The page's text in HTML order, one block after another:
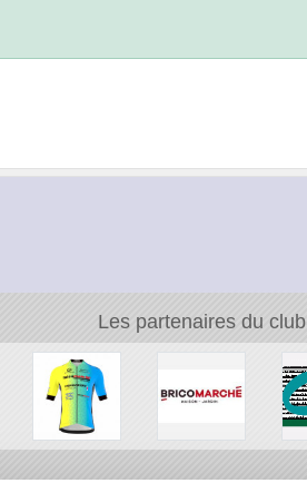
Les partenaires du club